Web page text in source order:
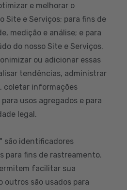
e melhorar o
Site e Serviços; para fins de
medição e análise; e para
do nosso Site e Serviços.
ou adicionar essas
tendências, administrar
coletar informações
usos agregados e para
legal.
são identificadores
para fins de rastreamento.
facilitar sua
outros são usados para